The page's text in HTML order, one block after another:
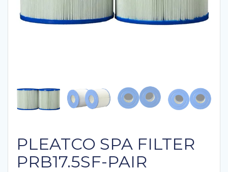
PLEATCO SPA FILTER
PRB17.5SF-PAIR